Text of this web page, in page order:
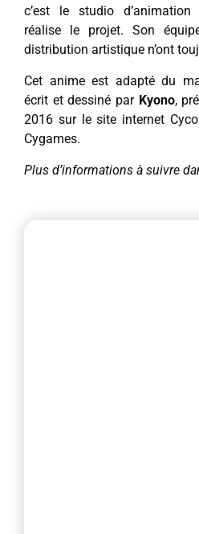
c’est le studio
réalise le projet. Son
distribution artistique n’ont
Cet anime est adapté du
écrit et dessiné par Kyono,
2016 sur le site internet
Cygames.
Plus d’informations à suivre